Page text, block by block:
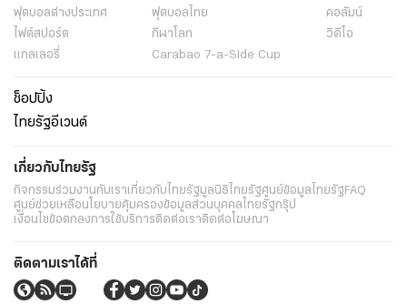
ฟุตบอลต่่างประเทศ ฟุตบอลไทย
คอลัมน์
ไฟต์สปอร์ต
กีฬาโลก
วิดีโอ
แกลเลอรี่
Carabao 7-a-Side Cup
ช็อปปิ้ง
ไทยรัฐอีเวนต์
เกี่ยวกับไทยรัฐ
กิจกรรมร่วมงานกับเราเกี่ยวกับไทยรัฐมูลนิธิไทยรัฐศูนย์ข้อมูลไทยรัฐFAQ
ศูนย์ช่วยเหลือนโยบายคุ้มครองข้อมูลส่วนบุคคลไทยรัฐกรุ๊ป
เงื่อนไขข้อตกลงการใช้บริการติดต่อเราติดต่อโฆษณา
ติดตามเราได้ที่